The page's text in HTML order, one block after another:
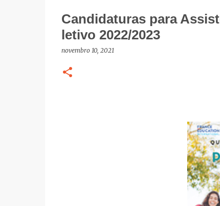
Candidaturas para
letivo 2022/2023
novembro 10, 2021